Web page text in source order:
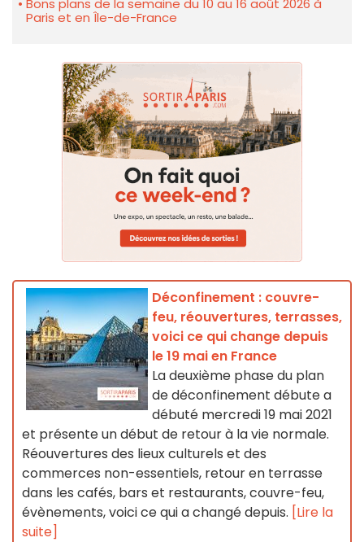
Bons plans de la semaine du 10 au 16 août 2026 à
Paris et en Île-de-France
Déconfinement : couvre-
feu, réouvertures, terrasses,
voici ce qui change depuis
le 19 mai en France
La deuxième phase du plan
de déconfinement débute a
débuté mercredi 19 mai 2021
et présente un début de retour à la vie normale.
Réouvertures des lieux culturels et des
commerces non-essentiels, retour en terrasse
dans les cafés, bars et restaurants, couvre-feu,
évènements, voici ce qui a changé depuis. [Lire la
suite]